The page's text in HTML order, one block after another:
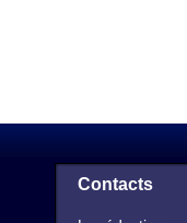
Contacts